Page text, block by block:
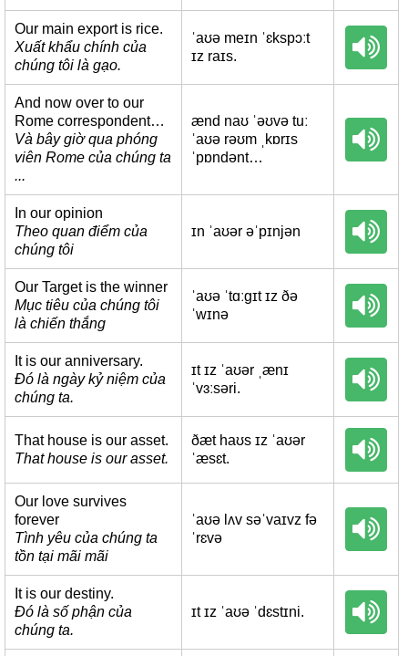
Our main export is rice.
Xuất khẩu chính của
chúng tôi là gạo.
ˈaʊə meɪn ˈɛkspɔːt
ɪz raɪs.
And now over to our
Rome correspondent…
Và bây giờ qua phóng
viên Rome của chúng ta
...
ænd naʊ ˈəʊvə tuː
ˈaʊə rəʊm ˌkɒrɪs
ˈpɒndənt…
In our opinion
Theo quan điểm của
chúng tôi
ɪn ˈaʊər əˈpɪnjən
Our Target is the winner
Mục tiêu của chúng tôi
là chiến thắng
ˈaʊə ˈtɑːgɪt ɪz ðə
ˈwɪnə
It is our anniversary.
Đó là ngày kỷ niệm của
chúng ta.
ɪt ɪz ˈaʊər ˌænɪ
ˈvɜːsəri.
That house is our asset.
That house is our asset.
ðæt haʊs ɪz ˈaʊər
ˈæsɛt.
Our love survives
forever
Tình yêu của chúng ta
tồn tại mãi mãi
ˈaʊə lʌv səˈvaɪvz fə
ˈrɛvə
It is our destiny.
Đó là số phận của
chúng ta.
ɪt ɪz ˈaʊə ˈdɛstɪni.